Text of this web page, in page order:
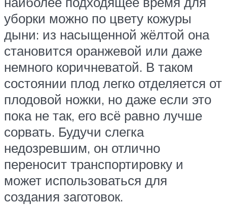
уборки можно по цвету кожуры
дыни: из насыщенной жёлтой она
становится оранжевой или даже
немного коричневатой. В таком
состоянии плод легко отделяется от
плодовой ножки, но даже если это
пока не так, его всё равно лучше
сорвать. Будучи слегка
недозревшим, он отлично
переносит транспортировку и
может использоваться для
создания заготовок.